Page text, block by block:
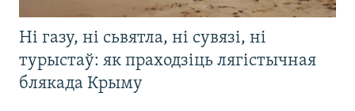
Ні газу, ні сьвятла, ні сувязі, ні
турыстаў: як праходзіць лягістычная
блякада Крыму